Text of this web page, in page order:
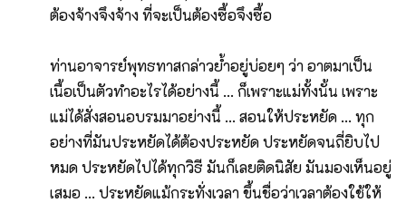
ต้องจ้างจึงจ้าง ที่จะเป็นต้องซื้อจึงซื้อ
ท่านอาจารย์พุทธทาสกล่าวย้ำอยู่บ่อยๆ ว่า อาตมาเป็น
เนื้อเป็นตัวทำอะไรได้อย่างนี้ ... ก็เพราะแม่ทั้งนั้น เพราะ
แม่ได้สั่งสอนอบรมมาอย่างนี้ ... สอนให้ประหยัด ... ทุก
อย่างที่มันประหยัดได้ต้องประหยัด ประหยัดจนถี่ยิบไป
หมด ประหยัดไปได้ทุกวิธี มันก็เลยติดนิสัย มันมองเห็นอยู่
เสมอ ... ประหยัดแม้กระทั่งเวลา ขึ้นชื่อว่าเวลาต้องใช้ให้